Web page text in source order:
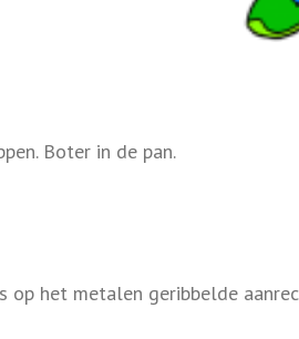
Boter in de pan.
het metalen geribbelde